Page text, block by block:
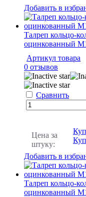
Добавить в
Талреп кольцо-
оцинкованный
Артикул товара
0 отзывов
Сравнить
Цена за
штуку:
Добавить в
Талреп кольцо-
оцинкованный